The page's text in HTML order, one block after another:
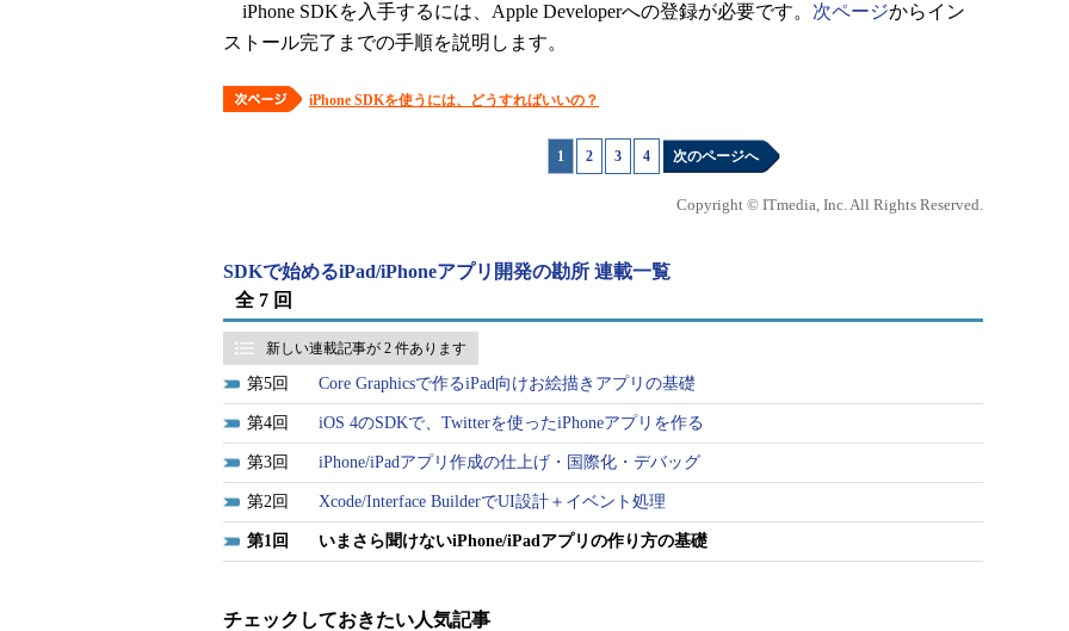
iPhone SDKを入手するには、Apple Developerへの登録が必要です。 次ページからイン
ストール完了までの手順を説明します。
iPhone SDKを使うには、どうすればいいの？
1 2 3 4 次のページへ
Copyright © ITmedia, Inc. All Rights Reserved.
SDKで始めるiPad/iPhoneアプリ開発の勘所 連載一覧
全 7 回
新しい連載記事が 2 件あります
5 Core Graphicsで作るiPad向けお絵描きアプリの基礎
4 iOS 4のSDKで、Twitterを使ったiPhoneアプリを作る
3 iPhone/iPadアプリ作成の仕上げ・国際化・デバッグ
2 Xcode/Interface BuilderでUI設計＋イベント処理
1 いまさら聞けないiPhone/iPadアプリの作り方の基礎
チェックしておきたい人気記事